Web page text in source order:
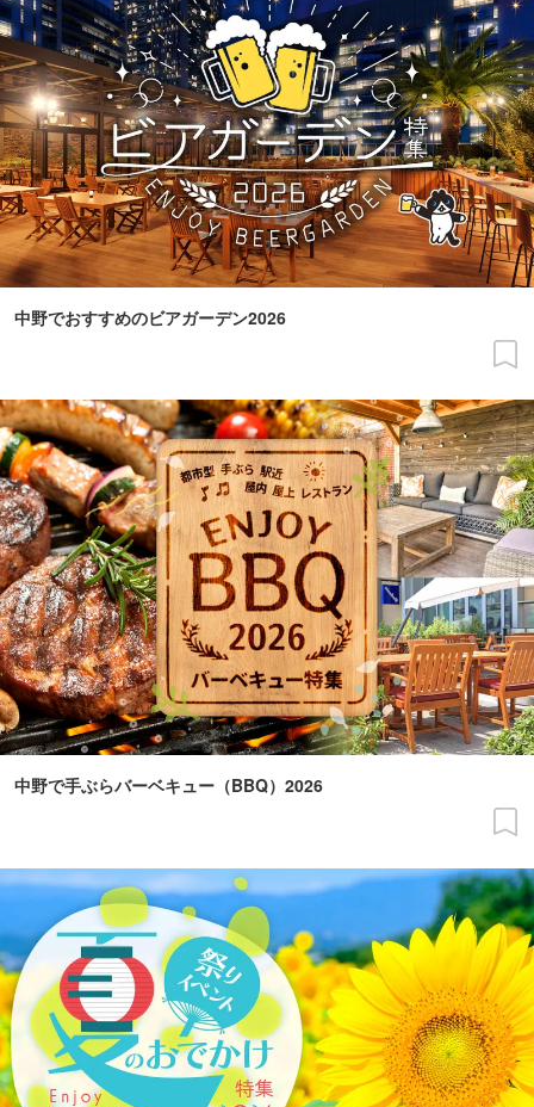
中野でおすすめのビアガーデン2026
中野で手ぶらバーベキュー（BBQ）2026